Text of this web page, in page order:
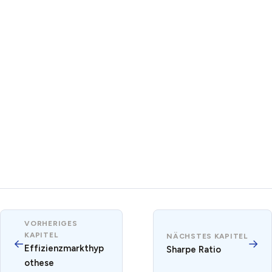
←
VORHERIGES
KAPITEL
Effizienzmarkthyp
othese
NÄCHSTES KAPITEL
Sharpe Ratio →